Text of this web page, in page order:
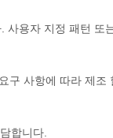
용자 지정 패턴 또
구 사항에 따라 제조
합니다.